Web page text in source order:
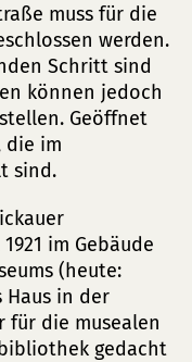
muss für die
werden.
Schritt sind
können jedoch
Geöffnet
die im
sind.
im Gebäude
(heute:
Haus in der
für die musealen
gedacht